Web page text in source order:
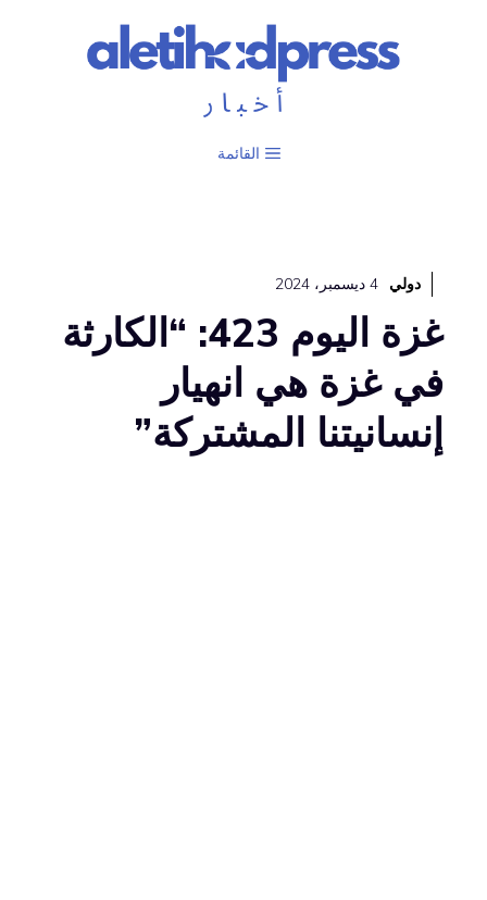
القائمة
دولي 4 ديسمبر، 2024
غزة اليوم 423: “الكارثة
في غزة هي انهيار
إنسانيتنا المشتركة”